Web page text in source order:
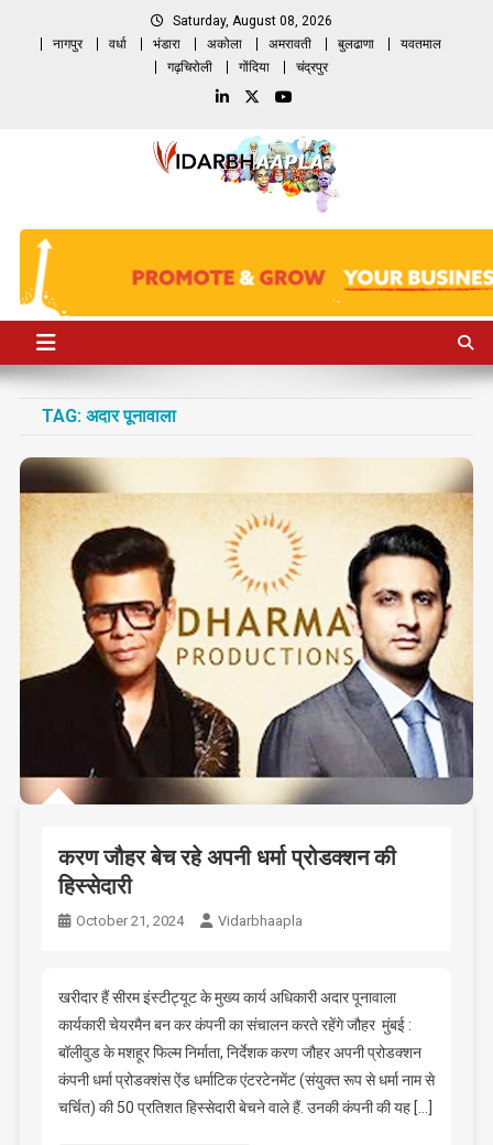
Saturday, August 08, 2026
नागपुर
वर्धा भंडारा अकोला अमरावती बुलढाणा
यवतमाल
गढ़चिरोली
गोंदिया चंद्रपुर
TAG: अदार पूनावाला
करण जौहर बेच रहे अपनी धर्मा प्रोडक्शन की
हिस्सेदारी
October 21, 2024 Vidarbhaapla
खरीदार हैं सीरम इंस्टीट्यूट के मुख्य कार्य अधिकारी अदार पूनावाला
कार्यकारी चेयरमैन बन कर कंपनी का संचालन करते रहेंगे जौहर मुंबई :
बॉलीवुड के मशहूर फिल्म निर्माता, निर्देशक करण जौहर अपनी प्रोडक्शन
कंपनी धर्मा प्रोडक्शंस ऐंड धर्माटिक एंटरटेनमेंट (संयुक्त रूप से धर्मा नाम से
चर्चित) की 50 प्रतिशत हिस्सेदारी बेचने वाले हैं. उनकी कंपनी की यह […]